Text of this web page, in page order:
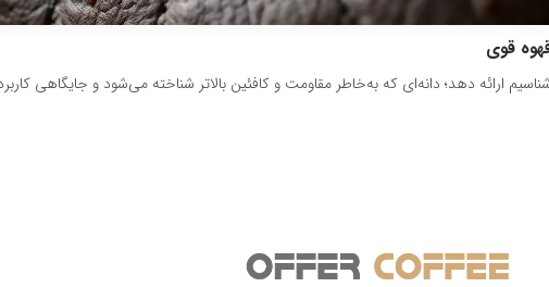
قوی
ارائه دهد؛ دانه‌ای که به‌خاطر مقاومت و کافئین بالاتر شناخته می‌شود و جایگاهی